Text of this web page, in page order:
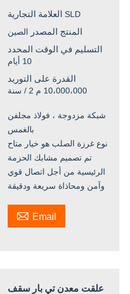
العلامة التجاريةSLD
المنتج المصدر الصين
التسليم في الوقت المحدد
10 أيام
القدرة على التوريد
10،000،000 م 2 / سنة
شبكة مزدوجة ، فولاذ مجلفن
بالغمس
نوع غرزة الصلب هو خيار متاح
تم تصميم مشابك الحزمة
الرئيسية من أجل اتصال قوي
وآمن ومحاذاة سريعة ودقيقة
 Email
علقت معدن تي بار سقف